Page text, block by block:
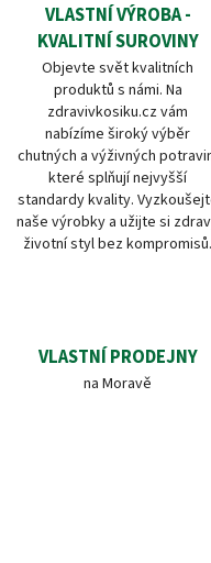
VLASTNÍ VÝROBA -
KVALITNÍ SUROVINY
Objevte svět kvalitních
produktů s námi. Na
zdravivkosiku.cz vám
nabízíme široký výběr
chutných a výživných
které splňují nejvyšší
standardy kvality.
naše výrobky a užijte si
životní styl bez kompromisů.
VLASTNÍ PRODEJNY
na Moravě